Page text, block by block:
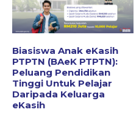
Biasiswa Anak eKasih
PTPTN (BAeK PTPTN):
Peluang Pendidikan
Tinggi Untuk Pelajar
Daripada Keluarga
eKasih